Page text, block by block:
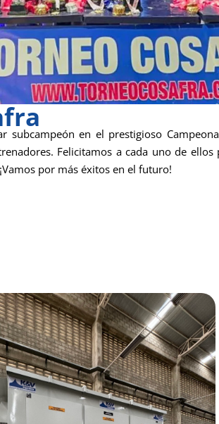
en el prestigioso
Felicitamos a cada uno de
por más éxitos en el futuro!